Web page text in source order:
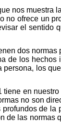
nos muestra
no ofrece un
el sentido
dos normas
de los hechos
los
en
no son
de la
de las normas